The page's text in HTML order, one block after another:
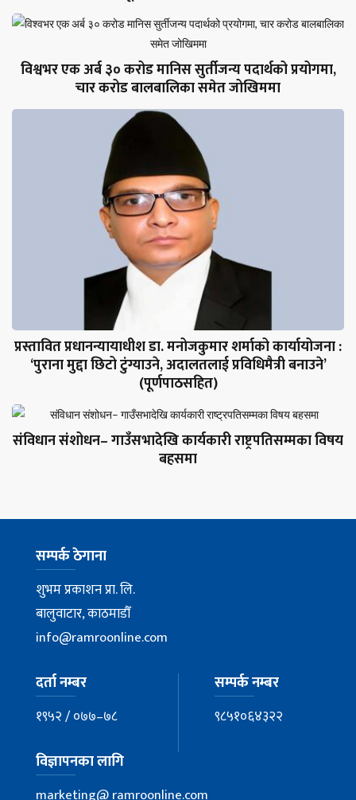
विश्वभर एक अर्ब ३० करोड मानिस सुर्तीजन्य पदार्थको प्रयोगमा,
चार करोड बालबालिका समेत जोखिममा
प्रस्तावित प्रधानन्यायाधीश डा. मनोजकुमार शर्माको कार्यायोजना :
‘पुराना मुद्दा छिटो टुंग्याउने, अदालतलाई प्रविधिमैत्री बनाउने’
(पूर्णपाठसहित)
संविधान संशोधन– गाउँसभादेखि कार्यकारी राष्ट्रपतिसम्मका विषय
बहसमा
सम्पर्क ठेगाना
शुभम प्रकाशन प्रा. लि.
बालुवाटार, काठमाडौँ
info@ramroonline.com
दर्ता नम्बर
१९५२ / ०७७–७८
सम्पर्क नम्बर
९८५१०६४३२२
विज्ञापनका लागि
marketing@ ramroonline.com